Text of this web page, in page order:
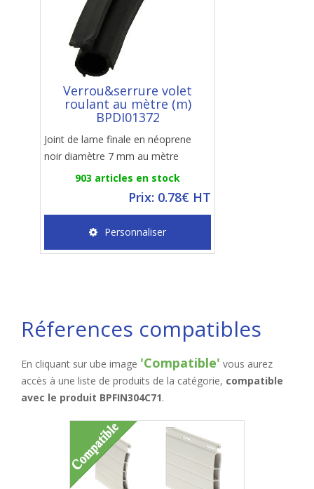
Verrou&serrure volet
roulant au mètre (m)
BPDI01372
Joint de lame finale en néoprene
noir diamètre 7 mm au mètre
903 articles en stock
Prix: 0.78€ HT
Personnaliser
Réferences compatibles
En cliquant sur ube image 'Compatible' vous aurez
accès à une liste de produits de la catégorie, compatible
avec le produit BPFIN304C71.